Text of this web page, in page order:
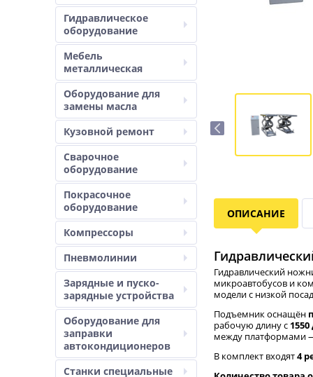
Гидравлическое
оборудование
Мебель
металлическая
Оборудование для
замены масла
Кузовной ремонт
Сварочное
оборудование
Покрасочное
оборудование
Компрессоры
Пневмолинии
Зарядные и пуско-
зарядные устройства
Оборудование для
заправки
автокондиционеров
Станки специальные
ОПИСАНИЕ
Гидравлический
микроавтобусов и
модели с низкой
Подъемник оснащён
рабочую длину с
между платформами
В комплект входят4